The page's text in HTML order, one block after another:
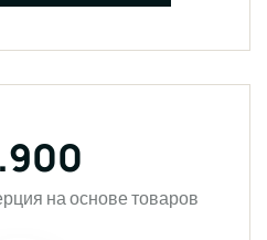
на основе товаров